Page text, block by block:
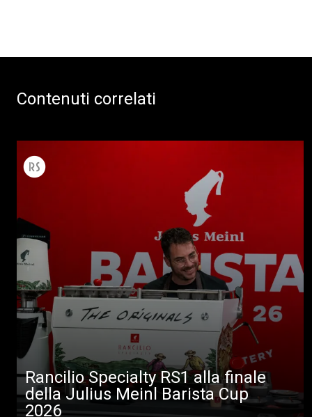
Contenuti correlati
Rancilio Specialty RS1 alla finale
della Julius Meinl Barista Cup
2026